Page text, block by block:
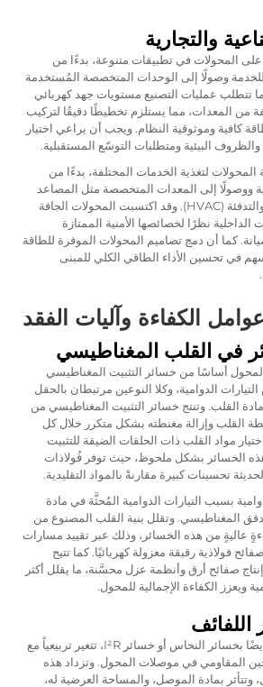
والتجارية
المحولات في تطبيقات متنوعة، بدءًا من
وصولًا إلى الوحدات المتخصصة المُستخدمة
تتطلب عمليات التصنيع مستويات جهد كهربائي
من المعدات، مما يستلزم تخطيطًا دقيقًا لتركيب
كافية وموثوقية النظام. ويجب أن يراعي اختيار
البيئية ومتطلبات التوسّع المستقبلية.
المحولات لتغذية الخدمات المختلفة، بدءًا من
ووصولًا إلى المعدات المتخصصة مثل المصاعد
وأنظمة التكييف والتبريد والتدفئة (HVAC). وقد اكتسبت المحولات الجافة
نظرًا لخصائصها الأمنية الممتازة
كما أن دمج تصاميم المحولات الموفرة للطاقة
في تحسين الأداء الطاقي الكلي للمبنى
عوامل الكفاءة وآليات الفقد
في القلب المغناطيسي
أساسًا من خسائر التثبيت المغناطيسي
الدوامية، وكلا النوعين مرتبطان بالحقل
القلب. وتنتج خسائر التثبيت المغناطيسي من
القلب وإزالة مغنطته بشكل متكرر خلال كل
مواد القلب ذات الحلقات الضيقة للتثبيت
الخسائر بشكل ملحوظ، حيث توفر فُولاذات
تحسينات كبيرة مقارنةً بالمواد التقليدية.
بسبب التيارات الدوامية المُحثَّة في مادة
المغناطيسي. وتقلل بنية القلب المصنوع من
عاليةٍ من هذه الخسائر، وذلك عبر تقييد مسارات
فولاذية رقيقة معزولة كهربائيًا. كما تتيح
صفائح أرق وأنظمة عزل محسَّنة، ما يقلل أكثر
ويعزز الكفاءة الإجمالية للمحول.
خسائر اللف، والمعروفة أيضًا بخسائر النحاس أو خسائر I²R، تتغير تربيعياً مع
المقاومي في موصلات المحول. وتزداد هذه
وتتأثر بمادة الموصل، والمساحة العرضية له،